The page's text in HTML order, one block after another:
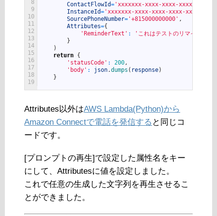
8
9
10
11
12
13
14
15
16
17
18
19
ContactFlowId= 'xxxxxxx-xxxx-xxxx-xxxx-
InstanceId= 'xxxxxxx-xxxx-xxxx-xxxx-
SourcePhoneNumber= '+815000000000' ,
Attributes={
'ReminderText' :
'これはテストのリマインダー
}
)
return {
'statusCode' : 200,
'body' : json.dumps ( response)
}
Attributes以外はAWS Lambda(Python)から
Amazon Connectで電話を発信する と同じコ
ードです。
[プロンプトの再生]で設定した属性名をキー
にして、Attributesに値を設定しました。
これで任意の生成した文字列を再生させるこ
とができました。